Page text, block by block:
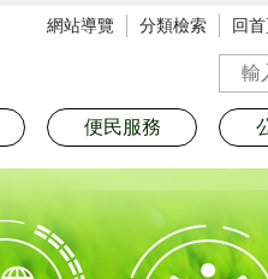
網站導覽 分類檢索 回
搜尋
便民服務